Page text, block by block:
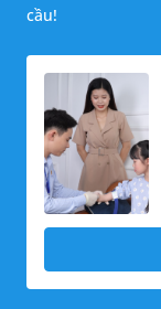
cầu!